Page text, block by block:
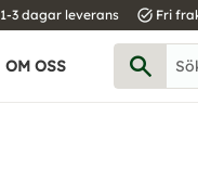
1-3 dagar leverans task_alt Fri
OM OSS